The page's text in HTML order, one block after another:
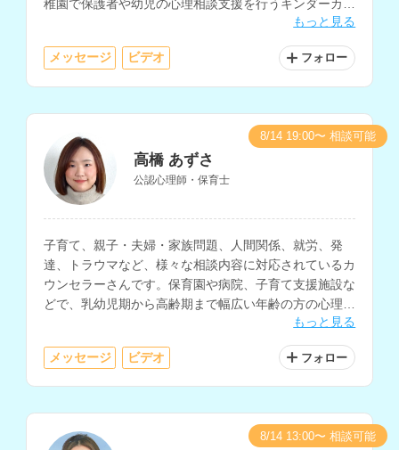
稚園で保護者や幼児の心理相談支援を行うキンダーカウ
ンセラー、スクールカウンセラーなどの勤務経験もお持
もっと見る
メッセージ ビデオ フォロー
高橋 あずさ
公認心理師・保育士
子育て、親子・夫婦・家族問題、人間関係、就労、発
達、トラウマなど、様々な相談内容に対応されているカ
ウンセラーさんです。保育園や病院、子育て支援施設な
どで、乳幼児期から高齢期まで幅広い年齢の方の心理支
もっと見る
メッセージ ビデオ フォロー
8/14 19:00〜 相談可能
8/14 13:00〜 相談可能